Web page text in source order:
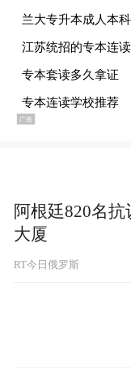
同僚们一样，
布的经济数据
负责监管金融
尔在另一场活
持宽松货币政
其发挥作用。”
克利夫兰联储
阿根廷820名
大厦
RT今日俄罗斯